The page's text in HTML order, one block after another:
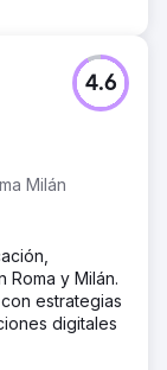
Milán
4.6
y Milán.
estrategias
digitales